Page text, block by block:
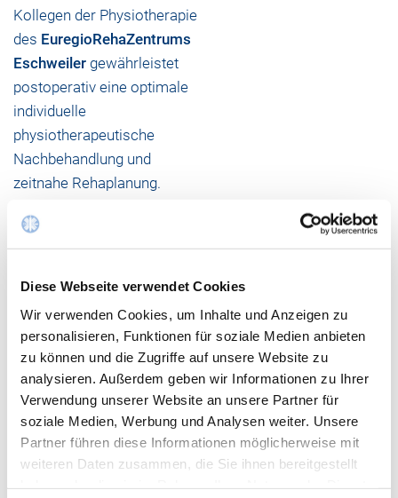
Diese Webseite verwendet Cookies
Wir verwenden Cookies, um Inhalte und Anzeigen zu
personalisieren, Funktionen für soziale Medien anbieten
zu können und die Zugriffe auf unsere Website zu
analysieren. Außerdem geben wir Informationen zu Ihrer
Verwendung unserer Website an unsere Partner für
soziale Medien, Werbung und Analysen weiter. Unsere
Partner führen diese Informationen möglicherweise mit
weiteren Daten zusammen, die Sie ihnen bereitgestellt
Kollegen der Physiotherapie
des EuregioRehaZentrums
Eschweiler gewährleistet
postoperativ eine optimale
individuelle
physiotherapeutische
Nachbehandlung und
zeitnahe Rehaplanung.
Alles aus einer Hand
Durch die enge, interdisziplinäre Zusammenarbeit mit
den anderen Fachkliniken unseres Hauses ermöglichen
wir unseren Patienten eine optimale Rundum-
Versorgung. Bei Weichteilverletzungen erfolgt die
Versorgung in Kooperation mit derKlinik für Plastische
und Ästhetische Chirurgie, Hand- und
Wiederherstellungschirurgie, bei begleitenden